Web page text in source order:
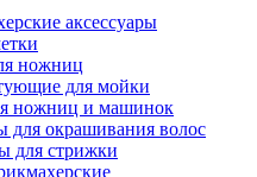
аксессуары
ножниц
для мойки
ножниц и машинок
для окрашивания волос
для стрижки